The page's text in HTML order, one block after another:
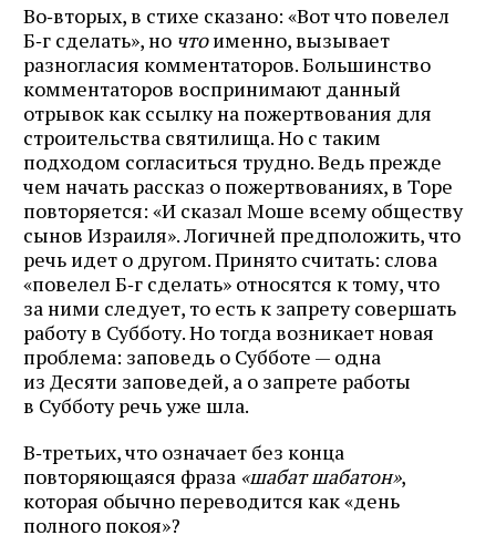
Во‑вторых, в стихе сказано: «Вот что повелел
Б‑г сделать», но чтоименно, вызывает
разногласия комментаторов. Большинство
комментаторов воспринимают данный
отрывок как ссылку на пожертвования для
строительства святилища. Но с таким
подходом согласиться трудно. Ведь прежде
чем начать рассказ о пожертвованиях, в Торе
повторяется: «И сказал Моше всему обществу
сынов Израиля». Логичней предположить, что
речь идет о другом. Принято считать: слова
«повелел Б‑г сделать» относятся к тому, что
за ними следует, то есть к запрету совершать
работу в Субботу. Но тогда возникает новая
проблема: заповедь о Субботе — одна
из Десяти заповедей, а о запрете работы
в Субботу речь уже шла.
В‑третьих, что означает без конца
повторяющаяся фраза «шабат шабатон»,
которая обычно переводится как «день
полного покоя»?